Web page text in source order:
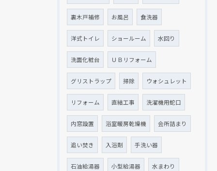
裏木戸補修 お風呂 食洗器
洋式トイレ ショールーム 水回り
洗面化粧台 ＵＢリフォーム
グリストラップ 掃除 ウォシュレット
リフォーム 直結工事 洗濯機用蛇口
内窓設置 浴室暖房乾燥機 会所詰まり
追い焚き 入浴剤 手洗い器
石油給湯器 小型給湯器 水まわり